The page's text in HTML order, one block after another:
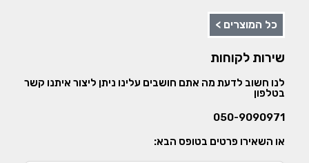
כל המוצרים >
שירות לקוחות
לנו חשוב לדעת מה אתם חושבים עלינו ניתן ליצור איתנו קשר
בטלפון
050-9090971
או השאירו פרטים בטופס הבא: